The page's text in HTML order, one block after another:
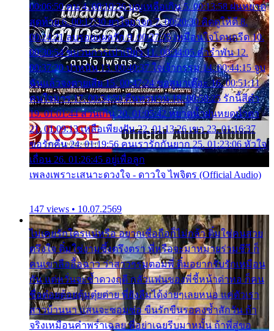
00:06:50 คน 4. 00:10:36 บุญเหลือเกิน 5. 00:13:58 ฝนหยาด
สุดท้าย 6. 00:17:30 ยาใจยาจก 7. 00:20:30 คิดดูให้ดี 8.
00:24:21 ลบรอยแผลรัก 9. 00:27:35 เหมือนใจโดนกรีด 10.
00:30:54 ขบวนการเปาเปียว 11. 00:34:05 คำรำพัน 12.
00:37:20 ปาหนัน 13. 00:40:37 ใจเจ้ากรรม 14. 00:44:15 จูบ
ฉันแล้วจงตายเสีย 15. 00:47:24 ขอสูมาเต๊อะ 16. 00:51:11
คนใจมาร 17. 00:54:50 คืนทรมาน 18. 00:58:25 รักนี้สีดำ
19. 01:01:44 ส่วนเกิน 20. 01:05:42 หยาดน้ำฝนหยดน้ำตา
21. 01:09:13 เหลือเพียงฝัน 22. 01:13:26 เขา 23. 01:16:37
ขอรักคืน 24. 01:19:56 คนเรารักกันยาก 25. 01:23:06 หัวใจ
เถื่อน 26. 01:26:45 อยู่เพื่อลูก
เพลงเพราะเสนาะดวงใจ - ดาวใจ ไพจิตร (Official Audio)
147 views • 10.07.2569
ไม่เคยรักใครแน่หรือ อยากเชื่อถือก็ไม่กล้า ติ๋มใช่คนสวย
ตรึงใจ ติ๋มใช่งามซึ้งตรึงตรา พี่หรือจะมาหมายร่วมชีวี ก็
คนเขาลืออื้อฉาว ว่าสาวๆรุมตอมพี่ ติ๋มอยากรับรักเหมือน
กัน แต่หวั่นจะช้ำดวงฤดี กลัวแฟนของพี่ชี้หน้าด่าทอ ก็คน
ชื่อต๋อยต้อยตุ้มตุ๋ยต่าย พี่ยังลืมได้ง่ายๆเลยหนอ แค่ตัวเรา
สาวบ้านนา แสนจะซอมซ่อ ขืนรักขืนรอคงช้ำสักวัน ถ้า
จริงเหมือนคำพร่ำเฉลย พี่อย่าเฉยรีบมาหมั้น ถ้าพี่สู่ขอ